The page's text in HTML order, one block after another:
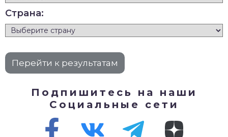
Страна:
Подпишитесь на наши
Социальные сети